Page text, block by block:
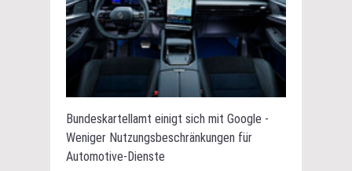
Bundeskartellamt einigt sich mit Google -
Weniger Nutzungsbeschränkungen für
Automotive-Dienste